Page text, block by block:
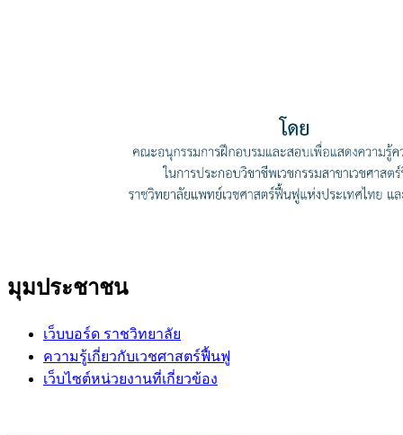
มุมประชาชน
เว็บบอร์ด ราชวิทยาลัย
ความรู้เกี่ยวกับเวชศาสตร์ฟื้นฟู
เว็บไซต์หน่วยงานที่เกี่ยวข้อง